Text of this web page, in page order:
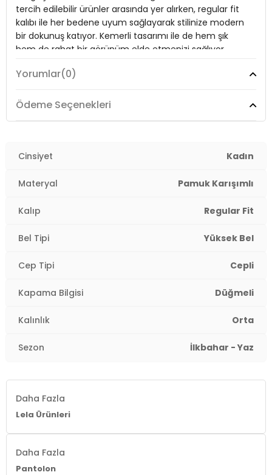
Kumaş Tipi:Belirtilmemiş
Bel:Yüksek Bel
Kalıp Bilgisi:Regular Fit
Menşei: Türkiye
2DY668YP5335.12
tercih edilebilir ürünler arasında yer alırken, regular fit
kalıbı ile her bedene uyum sağlayarak stilinize modern
bir dokunuş katıyor. Kemerli tasarımı ile de hem şık
hem de rahat bir görünüm elde etmenizi sağlıyor.
gardırobunuzu tamamlayacak ideal bir parça!
Kalıp Bilgisi:Regular Fit
Yaş Grubu:Yetişkin
Menşei:Türkiye
Detaylar:
Yorumlar(0)
Ödeme Seçenekleri
Cinsiyet Kadın
Materyal Pamuk Karışımlı
Kalıp Regular Fit
Bel Tipi Yüksek Bel
Cep Tipi Cepli
Kapama Bilgisi Düğmeli
Kalınlık Orta
Sezon İlkbahar - Yaz
Daha Fazla
Lela Ürünleri
Daha Fazla
Pantolon